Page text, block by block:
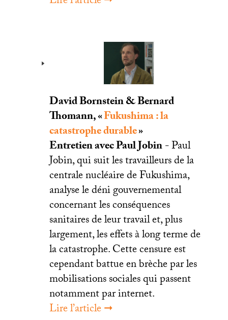
David Bornstein & Bernard
Thomann, «Fukushima : la
catastrophe durable»
Entretien avec Paul Jobin- Paul
Jobin, qui suit les travailleurs de la
centrale nucléaire de Fukushima,
analyse le déni gouvernemental
concernant les conséquences
sanitaires de leur travail et, plus
largement, les effets à long terme de
la catastrophe. Cette censure est
cependant battue en brèche par les
mobilisations sociales qui passent
notamment par internet.
Lire l’article ➞